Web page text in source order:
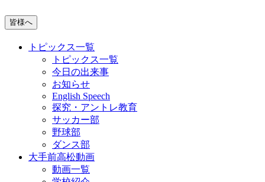
皆様へ
トピックス一覧
トピックス一覧
今日の出来事
お知らせ
English Speech
探究・アントレ教育
サッカー部
野球部
ダンス部
大手前高松動画
動画一覧